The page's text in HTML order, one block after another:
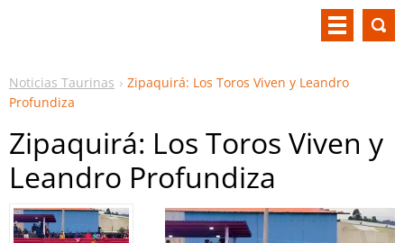
Noticias Taurinas
Zipaquirá: Los Toros Viven y Leandro
Profundiza
Zipaquirá: Los Toros Viven y
Leandro Profundiza